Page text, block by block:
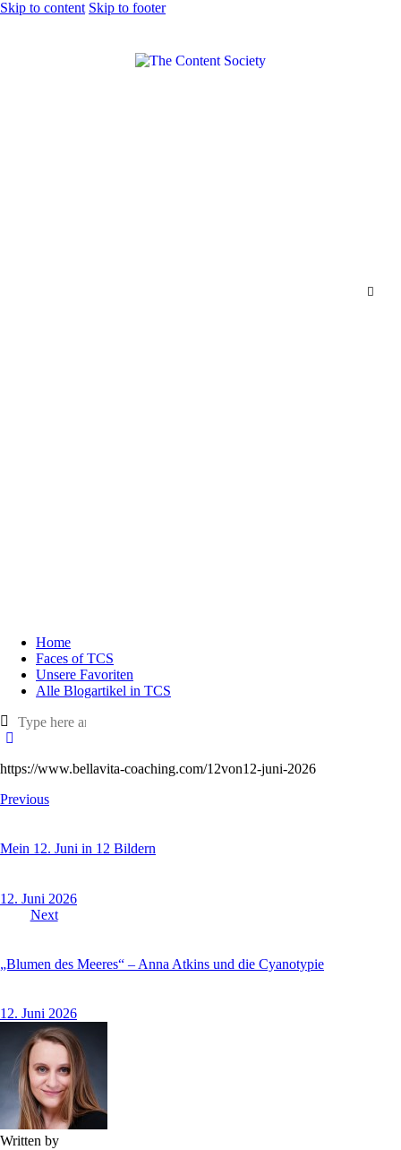
Skip to content Skip to footer
Home
Faces of TCS
Unsere Favoriten
Alle Blogartikel in TCS
https://www.bellavita-coaching.com/12von12-juni-2026
Previous
Mein 12. Juni in 12 Bildern
12. Juni 2026
Next
„Blumen des Meeres“ – Anna Atkins und die Cyanotypie
12. Juni 2026
Written by